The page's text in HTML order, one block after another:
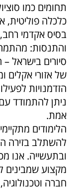
תחומים כמו
כלכלה פוליטית,
בסיס אקדמי
והתנסות:
סיורים בישראל
של אזורי אקלים
הזדמנויות
ניתן להתמודד
אמת.
הלימודים
להשתלב בזירה
ובתעשייה. אנו
מקצוע שמבינים
חברה